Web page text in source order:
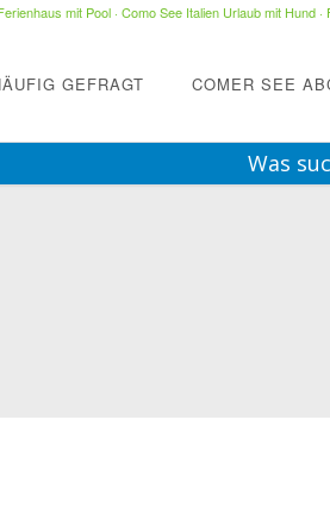
mit Pool· Como See Italien Urlaub mit Hund·
GEFRAGT COMER SEE
Was